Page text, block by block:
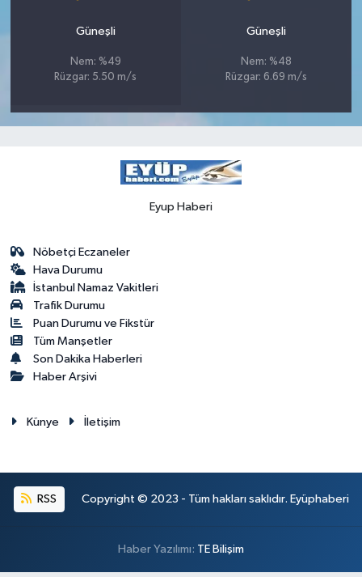
Güneşli
Nem: %49
Rüzgar: 5.50 m/s
Güneşli
Nem: %48
Rüzgar: 6.69 m/s
Eyup Haberi
Nöbetçi Eczaneler
Hava Durumu
İstanbul Namaz Vakitleri
Trafik Durumu
Puan Durumu ve Fikstür
Tüm Manşetler
Son Dakika Haberleri
Haber Arşivi
Künye İletişim
RSS Copyright © 2023 - Tüm hakları saklıdır. Eyüphaberi
Haber Yazılımı: TE Bilişim